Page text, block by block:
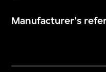
Manufacturer's